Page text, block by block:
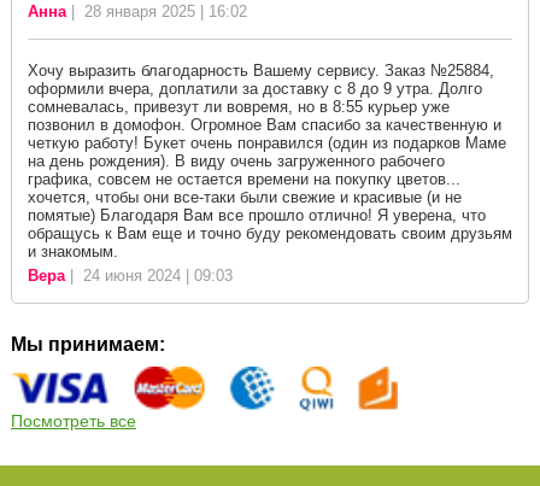
Анна| 28 января 2025 | 16:02
Хочу выразить благодарность Вашему сервису. Заказ №25884,
оформили вчера, доплатили за доставку с 8 до 9 утра. Долго
сомневалась, привезут ли вовремя, но в 8:55 курьер уже
позвонил в домофон. Огромное Вам спасибо за качественную и
четкую работу! Букет очень понравился (один из подарков Маме
на день рождения). В виду очень загруженного рабочего
графика, совсем не остается времени на покупку цветов...
хочется, чтобы они все-таки были свежие и красивые (и не
помятые) Благодаря Вам все прошло отлично! Я уверена, что
обращусь к Вам еще и точно буду рекомендовать своим друзьям
и знакомым.
Вера| 24 июня 2024 | 09:03
Мы принимаем:
Посмотреть все